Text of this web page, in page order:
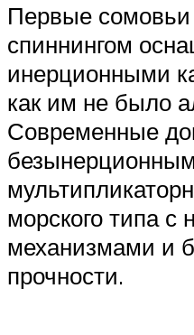
Первые сомовьи
спиннингом
инерционными
как им не было
Современные
морского типа
механизмами и
прочности.